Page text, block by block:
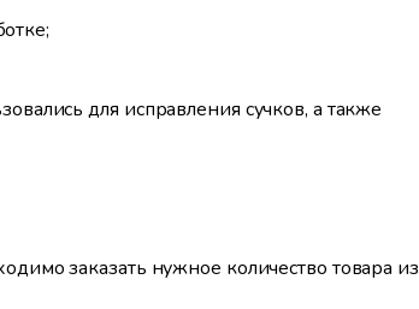
для исправления сучков, а также
заказать нужное количество товара из